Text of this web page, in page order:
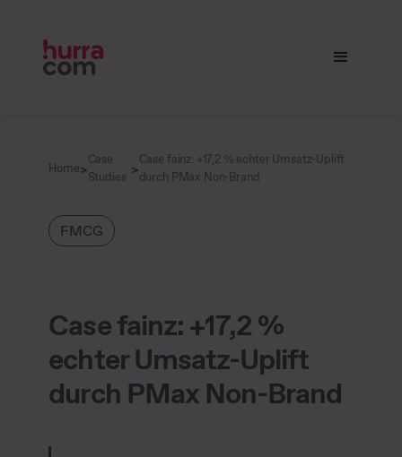
Home>Case
Studies >Case fainz: +17,2 % echter Umsatz-Uplift
durch PMax Non-Brand
FMCG
Case fainz: +17,2 %
echter Umsatz-Uplift
durch PMax Non-Brand